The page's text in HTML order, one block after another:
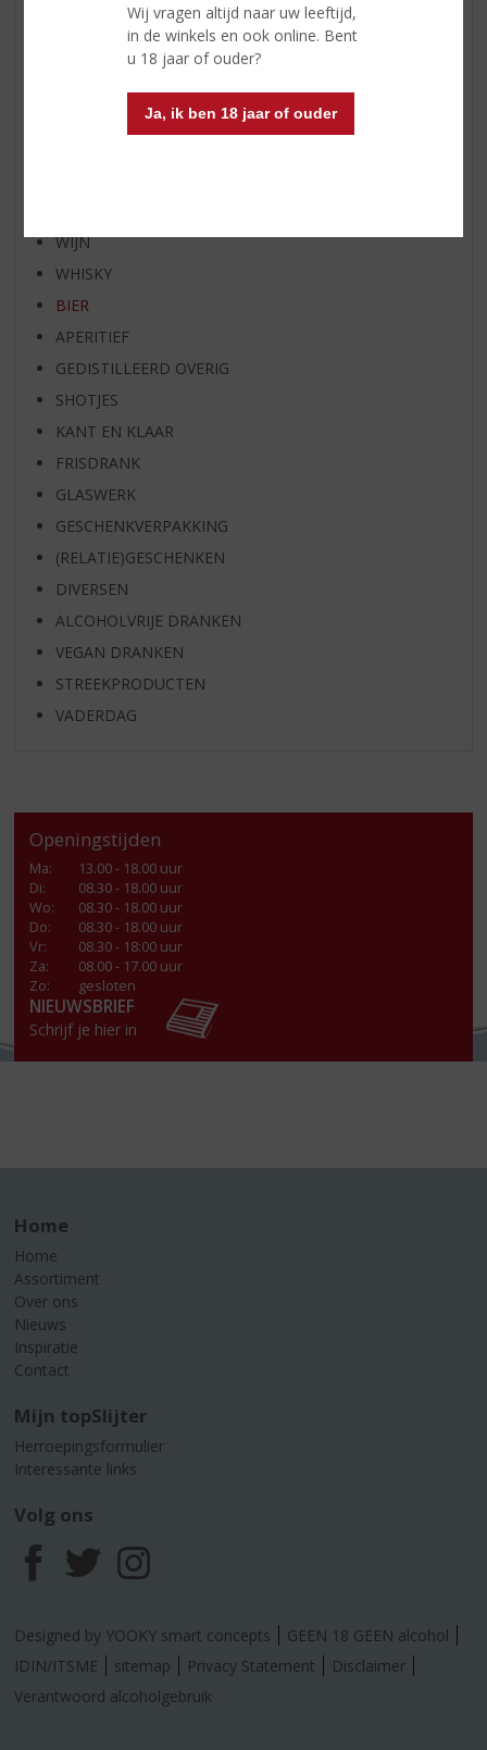
Wij vragen altijd naar uw leeftijd,
in de winkels en ook online. Bent
u 18 jaar of ouder?
Ja, ik ben 18 jaar of ouder
AANBIEDINGEN
WIJN VAN DE MAAND
RUM VAN DE MAAND
WIJN
WHISKY
BIER
APERITIEF
GEDISTILLEERD OVERIG
SHOTJES
KANT EN KLAAR
FRISDRANK
GLASWERK
GESCHENKVERPAKKING
(RELATIE)GESCHENKEN
DIVERSEN
ALCOHOLVRIJE DRANKEN
VEGAN DRANKEN
STREEKPRODUCTEN
VADERDAG
Openingstijden
Ma:
13.00 - 18.00 uur
Di:
08.30 - 18.00 uur
Wo:
08.30 - 18.00 uur
Do:
08.30 - 18.00 uur
Vr:
08.30 - 18:00 uur
Za:
08.00 - 17.00 uur
Zo:
gesloten
NIEUWSBRIEF
Schrijf je hier in
Home
Home
Assortiment
Over ons
Nieuws
Inspiratie
Contact
Mijn topSlijter
Herroepingsformulier
Interessante links
Volg ons
F
a
c
T
w
i
I
n
s
Designed by YOOKY smart concepts
GEEN 18 GEEN alcohol
IDIN/ITSME
sitemap Privacy Statement
Disclaimer
Verantwoord alcoholgebruik